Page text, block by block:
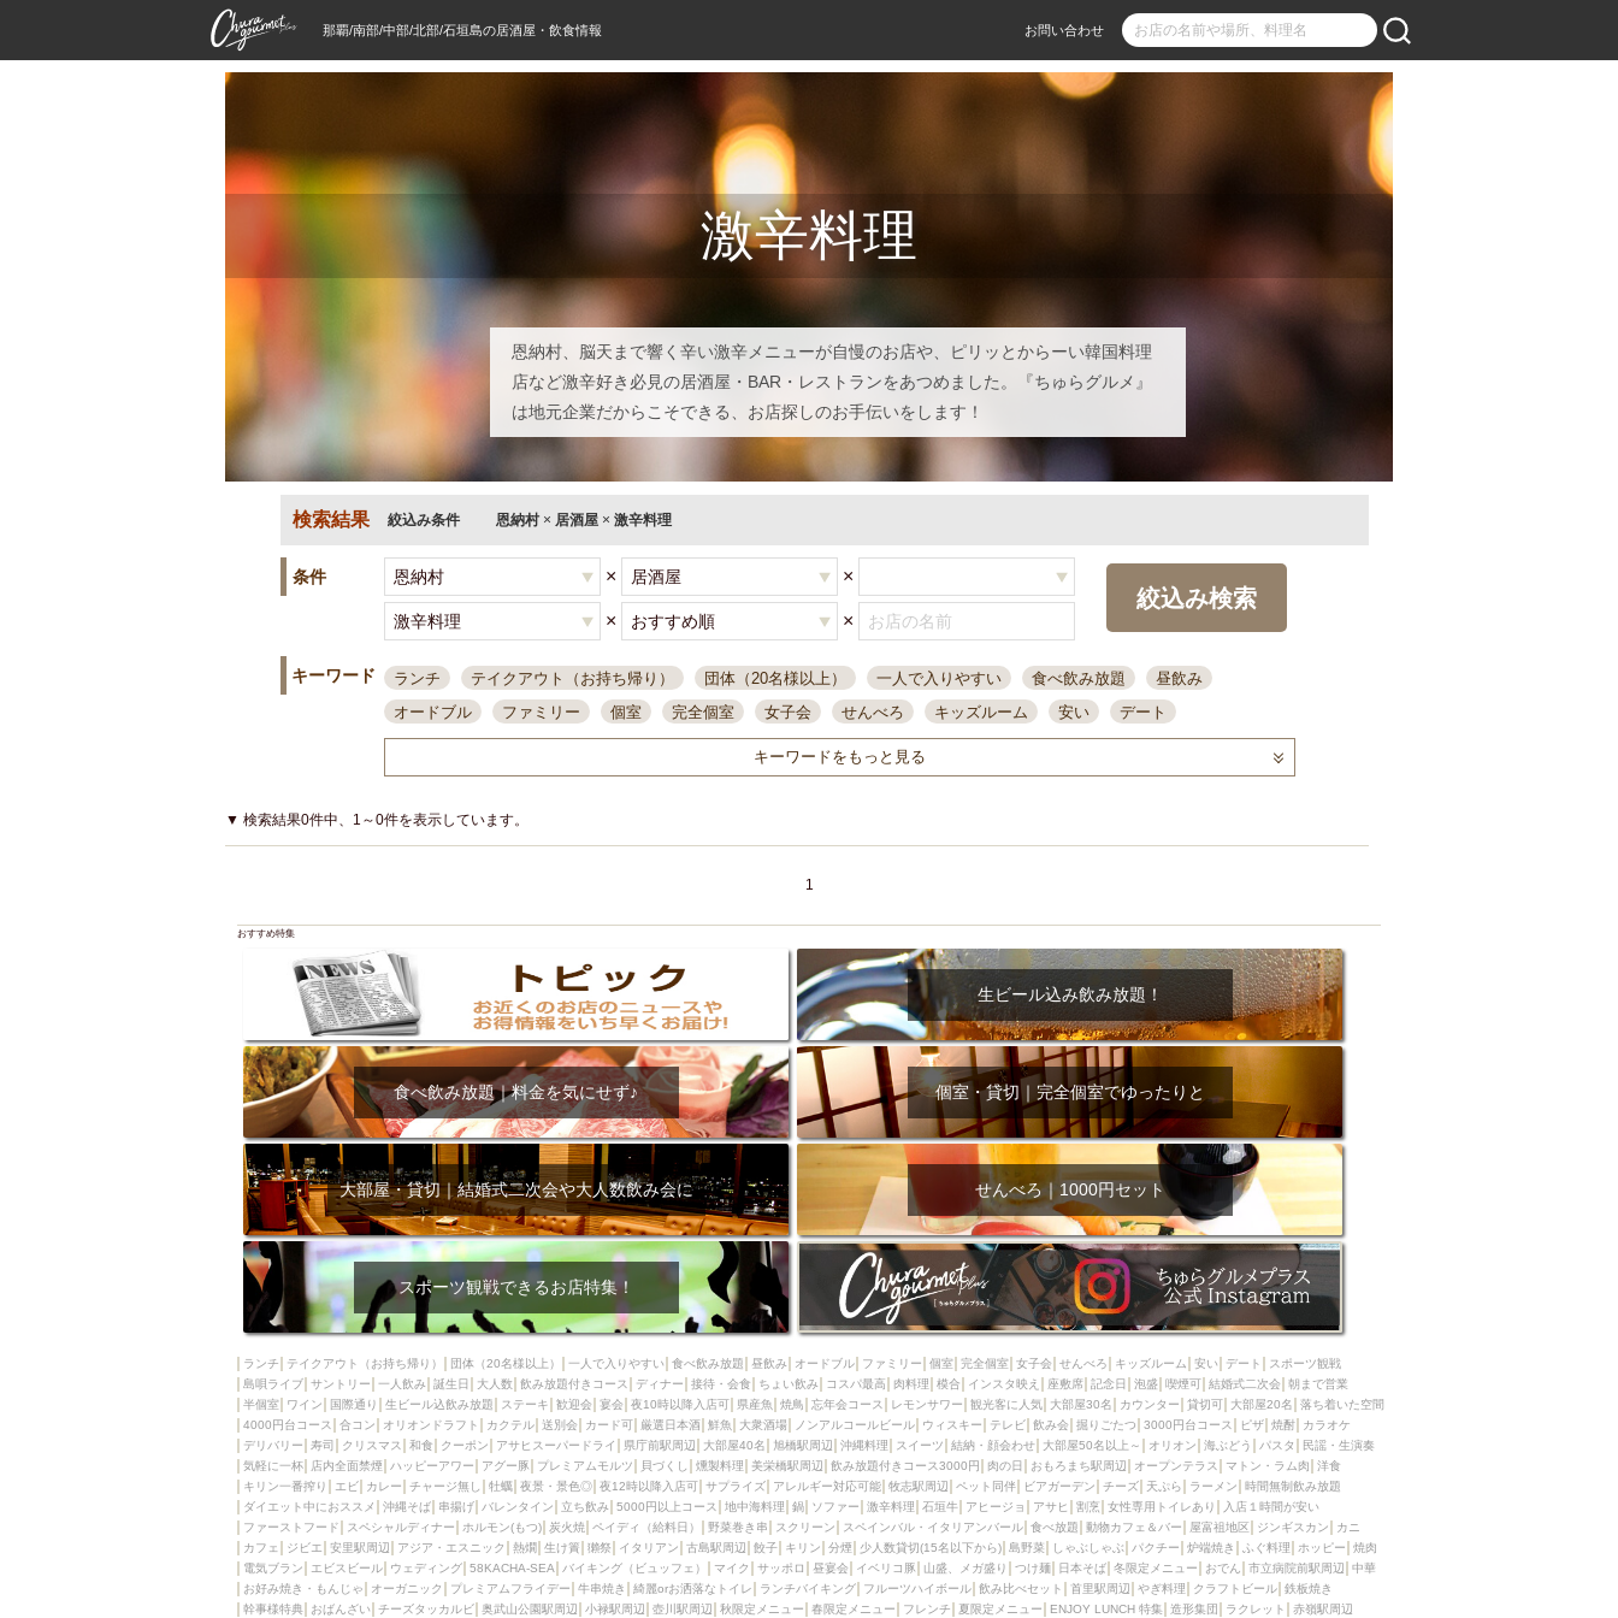
那覇/南部/中部/北部/石垣島の居酒屋・飲食情報 お問い合わせ
激辛料理
恩納村、脳天まで響く辛い激辛メニューが自慢のお店や、ピリッとからーい韓国料理
店など激辛好き必見の居酒屋・BAR・レストランをあつめました。『ちゅらグルメ』
は地元企業だからこそできる、お店探しのお手伝いをします！
検索結果 絞込み条件 恩納村 × 居酒屋 × 激辛料理
条件 × ×
× ×
絞込み検索
キーワード ランチ テイクアウト（お持ち帰り） 団体（20名様以上） 一人で入りやすい 食べ飲み放題
昼飲み
オードブル
ファミリー 個室 完全個室 女子会 せんべろ キッズルーム 安い
デート
一人飲み 誕生日 大人数
接待・会食
ちょい飲み コスパ最高 肉料理 模合 インスタ映え 座敷席 記念日 泡盛
喫煙可
結婚式二次会
夜10時以降入店可
県産魚 焼鳥 忘年会コース レモンサワー 観光客に人気 大部屋30名
カウンター
4000円台コース
デリバリー 寿司 クリスマス 和食
クーポン
アサヒスーパードライ
県庁前駅周辺 旭橋駅周辺 沖縄料理 スイーツ
結納・顔会わせ
大部屋50名以上～
オリオン 海ぶどう 民謡・生演奏 気軽に一杯
店内全面禁煙
ハッピーアワー
アグー豚 プレミアムモルツ 貝づくし 燻製料理
美栄橋駅周辺
飲み放題付きコース3000円
肉の日 おもろまち駅周辺 オープンテラス マトン・ラム肉
洋食
キリン一番搾り
エビ カレー チャージ無し 牡蠣 夜景・景色◎ 夜12時以降入店可
サプライズ
アレルギー対応可能
牧志駅周辺 ペット同伴 ビアガーデン 天ぷら
時間無制飲み放題
ダイエット中におススメ
沖縄そば 串揚げ バレンタイン 立ち飲み 5000円以上コース 地中海料理
鍋
ソファー
激辛料理 石垣牛 アヒージョ アサヒ 割烹 女性専用トイレあり
入店１時間が安い
ファーストフード
スペシャルディナー ホルモン(もつ) 炭火焼 ペイディ（給料日）
野菜巻き串
スクリーン
スペインバル・イタリアンバール 食べ放題 動物カフェ＆バー 屋富祖地区
ジンギスカン
カニ
カフェ ジビエ 安里駅周辺 アジア・エスニック 熱燗 生け簀 獺祭 イタリアン
古島駅周辺
分煙 少人数貸切(15名以下から) しゃぶしゃぶ パクチー 炉端焼き
ふぐ料理
ホッピー
焼肉 電気ブラン エビスビール ウェディング 58KACHA-SEA
バイキング（ビュッフェ）
マイク
サッポロ 昼宴会 イベリコ豚 山盛、メガ盛り つけ麺 日本そば 冬限定メニュー
おでん
市立病院前駅周辺
中華 お好み焼き・もんじゃ オーガニック プレミアムフライデー
牛串焼き
綺麗orお洒落なトイレ
ランチバイキング フルーツハイボール 飲み比べセット 首里駅周辺
やぎ料理
クラフトビール
鉄板焼き 幹事様特典 おばんざい チーズタッカルビ 奥武山公園駅周辺
小禄駅周辺
壺川駅周辺
秋限定メニュー 春限定メニュー フレンチ 夏限定メニュー ENJOY LUNCH 特集
造形集団
ラクレット
赤嶺駅周辺 シードル 那覇空港駅周辺 儀保駅周辺
キーワードをもっと見る
▼ 検索結果0件中、1～0件を表示しています。
1
おすすめ特集
生ビール込み飲み放題！
食べ飲み放題｜料金を気にせず♪ 個室・貸切｜完全個室でゆったりと
大部屋・貸切｜結婚式二次会や大人数飲み会に せんべろ｜1000円セット
スポーツ観戦できるお店特集！
ランチ テイクアウト（お持ち帰り） 団体（20名様以上） 一人で入りやすい 食べ飲み放題 昼飲み オードブル ファミリー 個室 完全個室 女子会 せんべろ キッズルーム 安い デート
スポーツ観戦
島唄ライブ サントリー 一人飲み 誕生日 大人数 飲み放題付きコース ディナー 接待・会食 ちょい飲み コスパ最高 肉料理 模合 インスタ映え 座敷席 記念日 泡盛 喫煙可 結婚式二次会 朝まで営業
半個室
ワイン 国際通り 生ビール込飲み放題 ステーキ 歓迎会 宴会 夜10時以降入店可 県産魚 焼鳥 忘年会コース レモンサワー 観光客に人気 大部屋30名 カウンター 貸切可 大部屋20名
落ち着いた空間
4000円台コース
合コン オリオンドラフト カクテル 送別会 カード可 厳選日本酒 鮮魚 大衆酒場 ノンアルコールビール ウィスキー テレビ 飲み会 掘りごたつ 3000円台コース ピザ 焼酎
カラオケ
デリバリー
寿司 クリスマス 和食 クーポン アサヒスーパードライ 県庁前駅周辺 大部屋40名 旭橋駅周辺 沖縄料理 スイーツ 結納・顔会わせ 大部屋50名以上～ オリオン 海ぶどう パスタ
民謡・生演奏
気軽に一杯
店内全面禁煙 ハッピーアワー アグー豚 プレミアムモルツ 貝づくし 燻製料理 美栄橋駅周辺 飲み放題付きコース3000円 肉の日 おもろまち駅周辺 オープンテラス マトン・ラム肉
洋食
キリン一番搾り
エビ カレー チャージ無し 牡蠣 夜景・景色◎ 夜12時以降入店可 サプライズ アレルギー対応可能 牧志駅周辺 ペット同伴 ビアガーデン チーズ 天ぷら ラーメン
時間無制飲み放題
ダイエット中におススメ
沖縄そば 串揚げ バレンタイン 立ち飲み 5000円以上コース 地中海料理 鍋 ソファー 激辛料理 石垣牛 アヒージョ アサヒ 割烹 女性専用トイレあり
入店１時間が安い
ファーストフード
スペシャルディナー ホルモン(もつ) 炭火焼 ペイディ（給料日） 野菜巻き串 スクリーン スペインバル・イタリアンバール 食べ放題 動物カフェ＆バー 屋富祖地区 ジンギスカン
カニ
カフェ
ジビエ 安里駅周辺 アジア・エスニック 熱燗 生け簀 獺祭 イタリアン 古島駅周辺 餃子 キリン 分煙 少人数貸切(15名以下から) 島野菜 しゃぶしゃぶ パクチー 炉端焼き ふぐ料理 ホッピー
焼肉
電気ブラン
エビスビール ウェディング 58KACHA-SEA バイキング（ビュッフェ） マイク サッポロ 昼宴会 イベリコ豚 山盛、メガ盛り つけ麺 日本そば 冬限定メニュー おでん 市立病院前駅周辺
中華
お好み焼き・もんじゃ
オーガニック プレミアムフライデー 牛串焼き 綺麗orお洒落なトイレ ランチバイキング フルーツハイボール 飲み比べセット 首里駅周辺 やぎ料理 クラフトビール 鉄板焼き
幹事様特典
おばんざい チーズタッカルビ 奥武山公園駅周辺 小禄駅周辺 壺川駅周辺 秋限定メニュー 春限定メニュー フレンチ 夏限定メニュー ENJOY LUNCH 特集 造形集団 ラクレット 赤嶺駅周辺